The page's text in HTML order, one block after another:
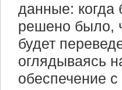
данные:
решено было,
будет
оглядываясь
обеспечение